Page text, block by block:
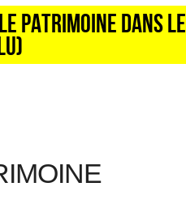
Le patrimoine dans